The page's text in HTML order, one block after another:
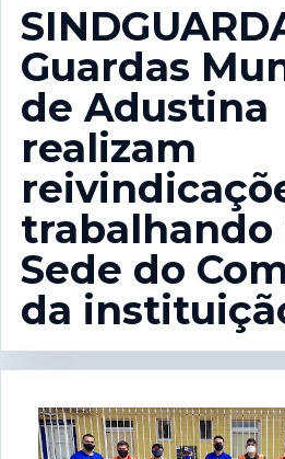
Guardas
de Adustina
realizam
trabalhando
Sede do
da